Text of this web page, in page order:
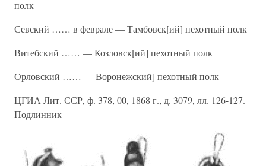
полк
Севский …… в феврале — Тамбовск[ий] пехотный полк
Витебский …… — Козловск[ий] пехотный полк
Орловский …… — Воронежский] пехотный полк
ЦГИА Лит. ССР, ф. 378, 00, 1868 г., д. 3079, лл. 126-127.
Подлинник